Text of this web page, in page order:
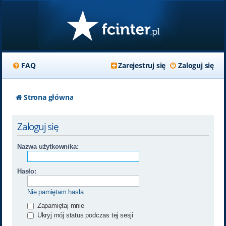
FAQ Zaloguj się
Zarejestruj się
Strona główna
Zaloguj się
Nazwa użytkownika:
Hasło:
Nie pamiętam hasła
Zapamiętaj mnie
Ukryj mój status podczas tej sesji